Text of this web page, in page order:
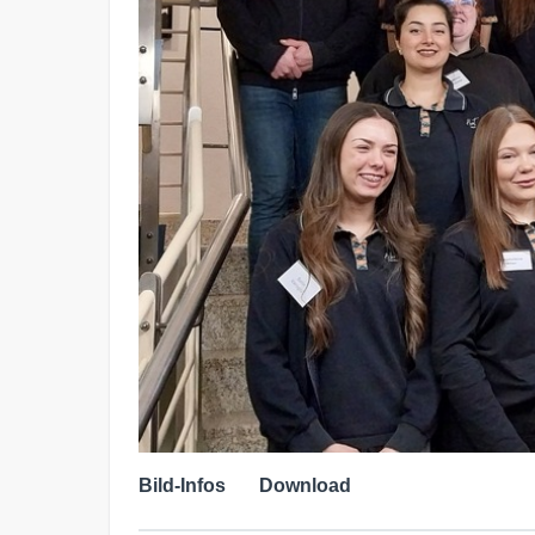
Bild-Infos Download